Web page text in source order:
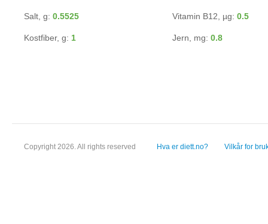
Salt, g: 0.5525
Kostfiber, g: 1
Vitamin B12, µg: 0.5
Jern, mg: 0.8
Copyright 2026. All rights reserved Hva er diett.no? Vilkår for